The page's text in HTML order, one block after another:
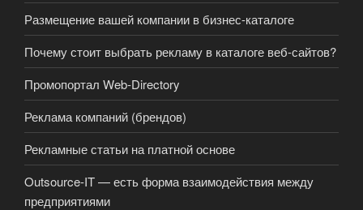
Размещение вашей компании в бизнес-каталоге
Почему стоит выбрать рекламу в каталоге веб-сайтов?
Промопортал Web-Directory
Реклама компаний (брендов)
Рекламные статьи на платной основе
Outsource-IT — есть форма взаимодействия между
предприятиями